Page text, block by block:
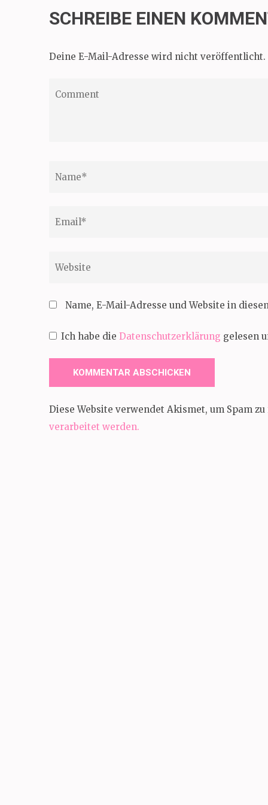
SCHREIBE EINEN
Deine E-Mail-Adresse wird nicht veröffentlicht.
Name, E-Mail-Adresse und Website in
Ich habe die Datenschutzerklärung gelesen
Diese Website verwendet Akismet, um Spam
verarbeitet werden.